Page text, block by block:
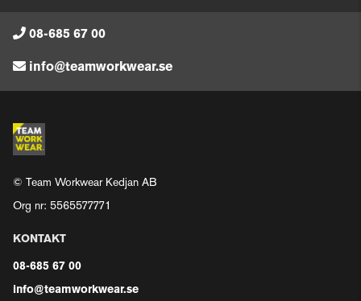
08-685 67 00
info@teamworkwear.se
© Team Workwear Kedjan AB
Org nr: 5565577771
KONTAKT
08-685 67 00
info@teamworkwear.se